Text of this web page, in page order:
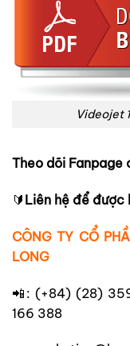
Videojet
Theo dõi Fanpage
🔰 Liên hệ để được
CÔNG TY CỔ
LONG
📲: (+84) (28)
166 388